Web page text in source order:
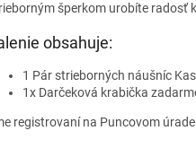
šperkom urobíte radosť
obsahuje:
1 Pár strieborných náušníc
1x Darčeková krabička
registrovaní na Puncovom